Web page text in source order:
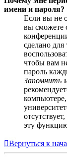
имени и пароля?
Если вы не
вы сможете
сделано
чтобы вам
пароль
Запомнить
эту
Вернуться к